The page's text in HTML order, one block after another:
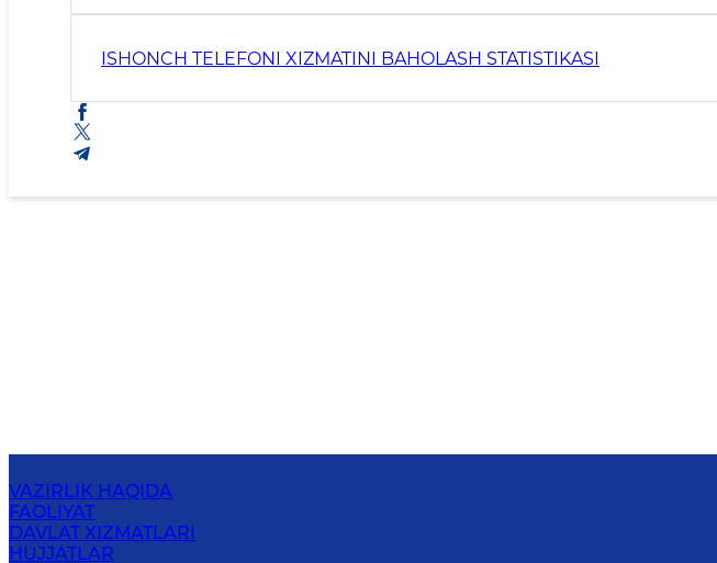
ISHONCH TELEFONI XIZMATINI BAHOLASH STATISTIKASI
VAZIRLIK HAQIDA
FAOLIYAT
DAVLAT XIZMATLARI
HUJJATLAR